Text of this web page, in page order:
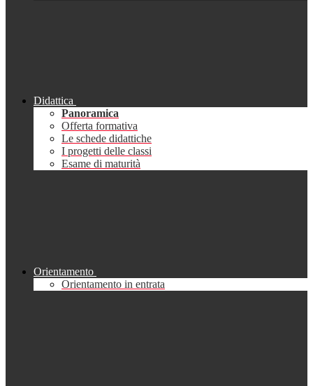
Didattica
Panoramica
Offerta formativa
Le schede didattiche
I progetti delle classi
Esame di maturità
Orientamento
Orientamento in entrata